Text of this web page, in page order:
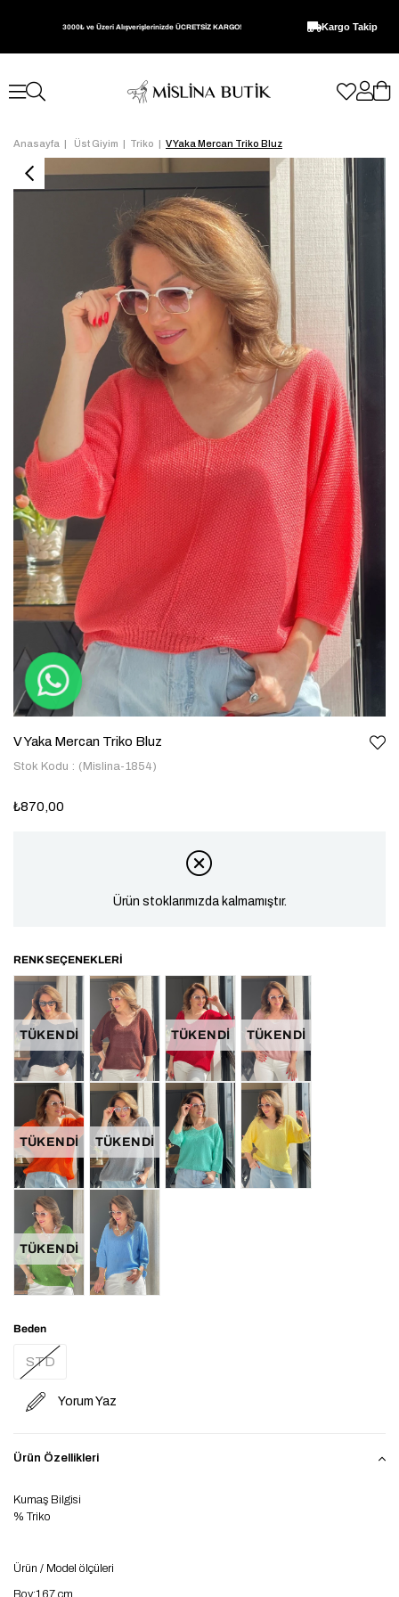
3000₺ ve Üzeri Alışverişlerinizde ÜCRETSİZ KARGO! Kargo Takip
Anasayfa Üst Giyim Triko V Yaka Mercan Triko Bluz
V Yaka Mercan Triko Bluz
Stok Kodu (Mislina-1854)
₺870,00
Ürün stoklarımızda kalmamıştır.
TÜKENDI TÜKENDI TÜKENDI
TÜKENDI TÜKENDI
TÜKENDI
Beden
STD
Yorum Yaz
Ürün Özellikleri
Kumaş Bilgisi
% Triko
Ürün / Model ölçüleri
Boy:167 cm